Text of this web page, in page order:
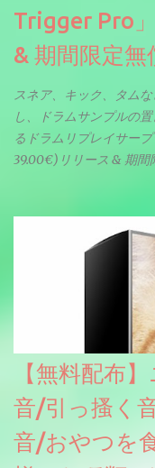
Trigger Pro
& 期間限定無
スネア、キック、タム
し、ドラムサンプルの
るドラムリプレイサー
39.00€)リリース & 期間
【無料配布
音/引っ搔く
音/おやつを